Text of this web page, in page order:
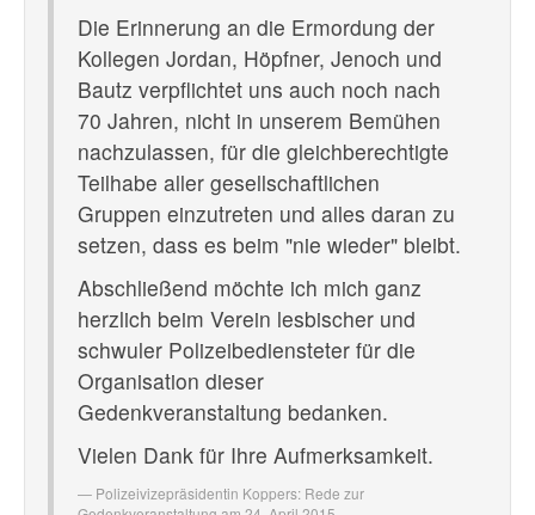
Die Erinnerung an die Ermordung der
Kollegen Jordan, Höpfner, Jenoch und
Bautz verpflichtet uns auch noch nach
70 Jahren, nicht in unserem Bemühen
nachzulassen, für die gleichberechtigte
Teilhabe aller gesellschaftlichen
Gruppen einzutreten und alles daran zu
setzen, dass es beim "nie wieder" bleibt.
Abschließend möchte ich mich ganz
herzlich beim Verein lesbischer und
schwuler Polizeibediensteter für die
Organisation dieser
Gedenkveranstaltung bedanken.
Vielen Dank für Ihre Aufmerksamkeit.
Polizeivizepräsidentin Koppers: Rede zur